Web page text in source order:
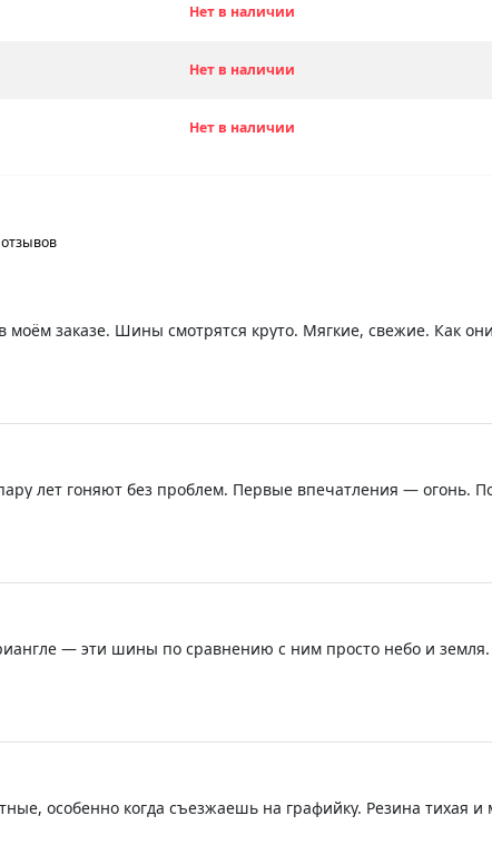
Нет в наличии
Нет в наличии
Нет в наличии
заказе. Шины смотрятся круто. Мягкие, свежие. Как
лет гоняют без проблем. Первые впечатления — огонь.
— эти шины по сравнению с ним просто небо и
протектора, чтобы не попасть в такую же ситуацию.
особенно когда съезжаешь на графийку. Резина тихая и